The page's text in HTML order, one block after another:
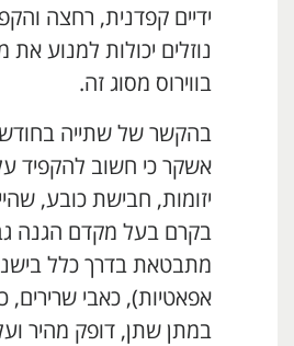
ידיים קפדנית, רחצה
נוזלים יכולות למנוע את
בווירוס מסוג זה.
בהקשר של שתייה
אשקר כי חשוב להקפיד
יזומות, חבישת כובע,
בקרם בעל מקדם הגנה
מתבטאת בדרך כלל
אפאטיות), כאבי שרירים,
במתן שתן, דופק מהיר